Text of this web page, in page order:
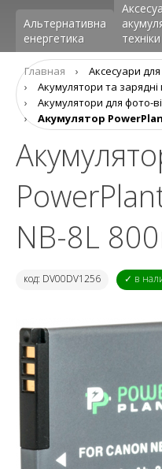
Альтернативна
енергетика
техніки
Главная ›
Аксесуари
›
Aкумулятори та
›
Акумулятори для фото-
›
Акумулятор
NB-8L
код: DV00DV1256 ✓ в